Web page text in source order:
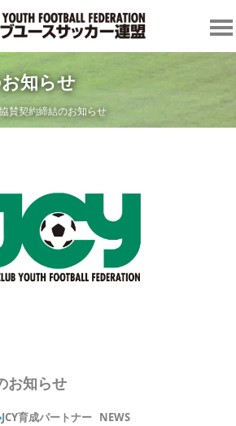
知らせ
協賛契約締結のお知らせ
お知らせ
JCY育成パートナー NEWS